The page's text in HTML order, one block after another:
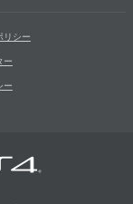
リシー
ー
ー